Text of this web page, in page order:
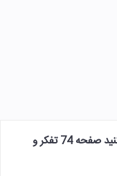
درباره فواید برقراری ارتباط با خداوند بحث کنید صفحه 74 تفکر و